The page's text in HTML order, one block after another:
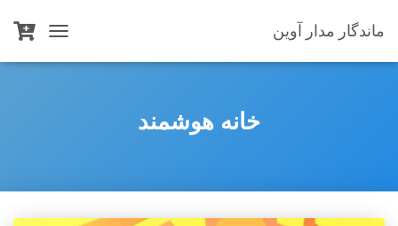
ماندگار مدار آوین
TOGGLE
NAVIGATION
خانه هوشمند